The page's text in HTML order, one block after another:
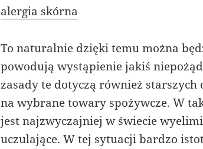
alergia skórna
To naturalnie dzięki temu można
powodują wystąpienie jakiś
zasady te dotyczą również
na wybrane towary spożywcze. W
jest najzwyczajniej w świecie
uczulające. W tej sytuacji bardzo